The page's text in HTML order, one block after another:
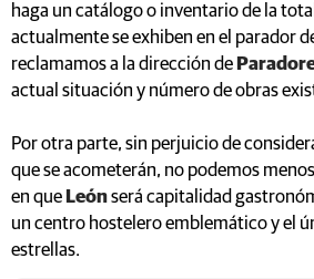
haga un catálogo o inventario de la
actualmente se exhiben en el parador
reclamamos a la dirección de
actual situación y número de obras
Por otra parte, sin perjuicio de
que se acometerán, no podemos
en que Leónserá capitalidad
un centro hostelero emblemático y el
estrellas.